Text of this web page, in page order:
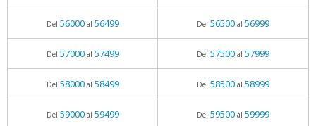
Del 56000al 56499 Del 56500al 56999
Del 57000al 57499 Del 57500al 57999
Del 58000al 58499 Del 58500al 58999
Del 59000al 59499 Del 59500al 59999